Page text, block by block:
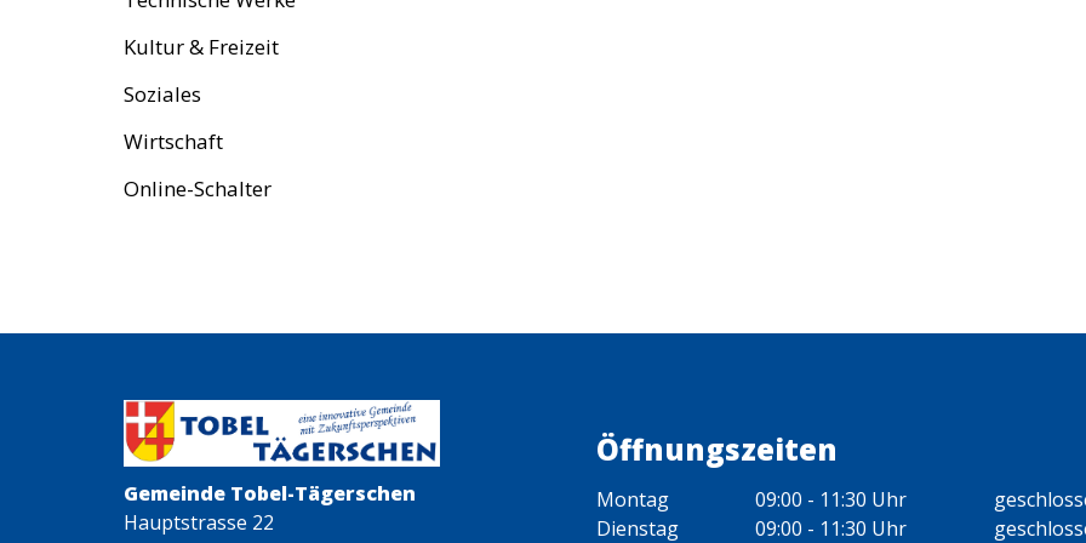
Kultur & Freizeit
Soziales
Wirtschaft
Online-Schalter
Öffnungszeiten
Gemeinde Tobel-Tägerschen
Hauptstrasse 22
Montag
Dienstag
09:00 - 11:30 Uhr
09:00 - 11:30 Uhr